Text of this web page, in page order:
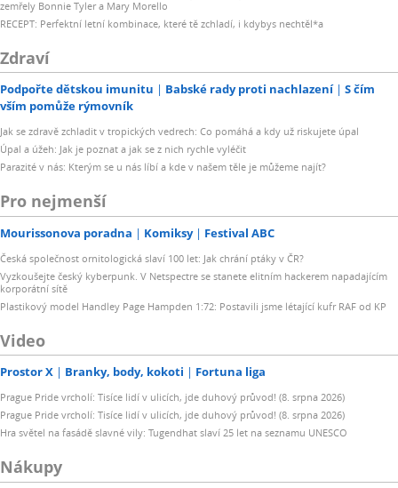
zemřely Bonnie Tyler a Mary Morello
RECEPT: Perfektní letní kombinace, které tě zchladí, i kdybys nechtěl*a
Zdraví
Podpořte dětskou imunitu Babské rady proti nachlazení
S čím
vším pomůže rýmovník
Jak se zdravě zchladit v tropických vedrech: Co pomáhá a kdy už riskujete úpal
Úpal a úžeh: Jak je poznat a jak se z nich rychle vyléčit
Parazité v nás: Kterým se u nás líbí a kde v našem těle je můžeme najít?
Pro nejmenší
Mourissonova poradna Komiksy Festival ABC
Česká společnost ornitologická slaví 100 let: Jak chrání ptáky v ČR?
Vyzkoušejte český kyberpunk. V Netspectre se stanete elitním hackerem napadajícím
korporátní sítě
Plastikový model Handley Page Hampden 1:72: Postavili jsme létající kufr RAF od KP
Video
Prostor X Branky, body, kokoti Fortuna liga
Prague Pride vrcholí: Tisíce lidí v ulicích, jde duhový průvod! (8. srpna 2026)
Prague Pride vrcholí: Tisíce lidí v ulicích, jde duhový průvod! (8. srpna 2026)
Hra světel na fasádě slavné vily: Tugendhat slaví 25 let na seznamu UNESCO
Nákupy